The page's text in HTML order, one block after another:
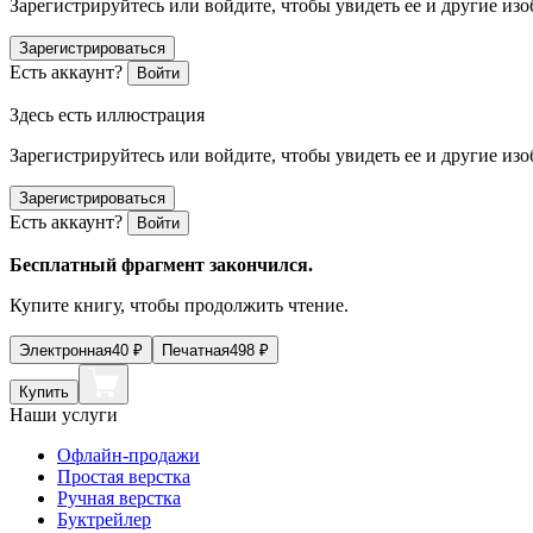
Зарегистрируйтесь или войдите, чтобы увидеть ее и другие
Зарегистрироваться
Есть аккаунт? Войти
Здесь есть иллюстрация
Зарегистрируйтесь или войдите, чтобы увидеть ее и другие
Зарегистрироваться
Есть аккаунт? Войти
Бесплатный фрагмент закончился.
Купите книгу, чтобы продолжить чтение.
Электронная40 ₽ Печатная498 ₽
Купить
Наши услуги
Офлайн-продажи
Простая верстка
Ручная верстка
Буктрейлер